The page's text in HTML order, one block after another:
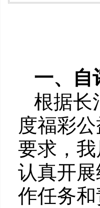
一、自
根据长
度福彩
要求，
认真开
作任务